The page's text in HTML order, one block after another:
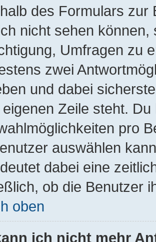
des Formulars zur
nicht sehen
Umfragen zu
zwei
und dabei
Zeile steht.
pro
auswählen
dabei eine
ob die Benutzer
oben
ich nicht mehr